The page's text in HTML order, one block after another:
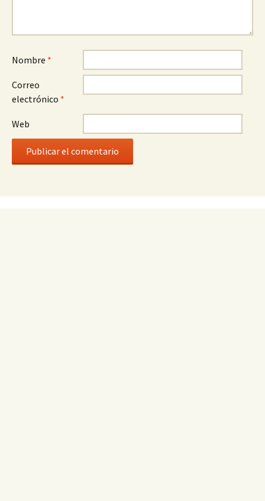
Nombre *
Correo
electrónico *
Web